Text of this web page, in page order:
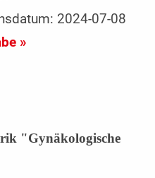
2024-07-08
»
"Gynäkologische